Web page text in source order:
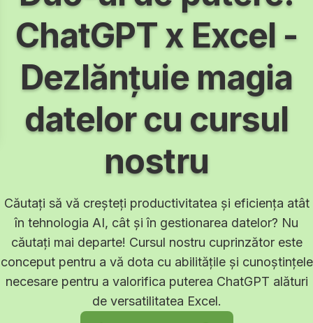
ChatGPT x Excel -
Dezlănțuie magia
datelor cu cursul
nostru
Căutați să vă creșteți productivitatea și eficiența atât
în tehnologia AI, cât și în gestionarea datelor? Nu
căutați mai departe! Cursul nostru cuprinzător este
conceput pentru a vă dota cu abilitățile și cunoștințele
necesare pentru a valorifica puterea ChatGPT alături
de versatilitatea Excel.